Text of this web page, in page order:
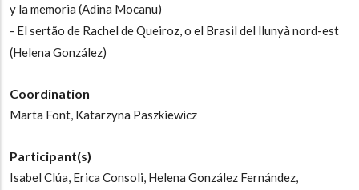
y la memoria (Adina Mocanu)
- El sertão de Rachel de Queiroz, o el Brasil del llunyà nord-est
(Helena González)
Coordination
Marta Font, Katarzyna Paszkiewicz
Participant(s)
Isabel Clúa, Erica Consoli, Helena González Fernández,